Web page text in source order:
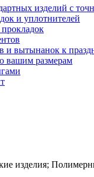
изделий с
и уплотнителей
и вытынанок к
вашим размерам
изделия;